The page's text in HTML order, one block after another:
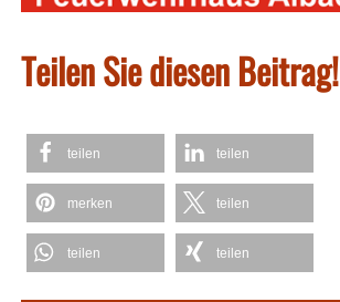
Teilen Sie diesen Beitrag!
teilen teilen
merken teilen
teilen teilen